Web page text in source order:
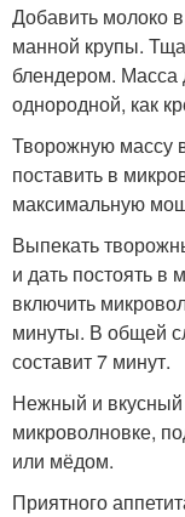
Добавить молоко
манной крупы.
блендером. Масса
однородной, как
Творожную массу
поставить в
максимальную
Выпекать
и дать постоять в
включить
минуты. В общей
составит 7 минут.
Нежный и вкусный
микроволновке,
или мёдом.
Приятного